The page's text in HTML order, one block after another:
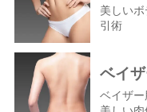
美しい
引術
ベイ
ベイザ